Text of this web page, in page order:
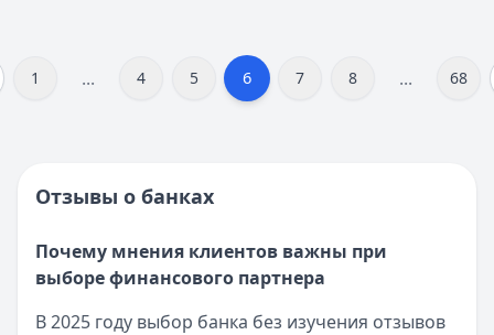
1 ... 4 5 6 7 8 ... 68
Отзывы о банках
Почему мнения клиентов важны при
выборе финансового партнера
В 2025 году выбор банка без изучения отзывов